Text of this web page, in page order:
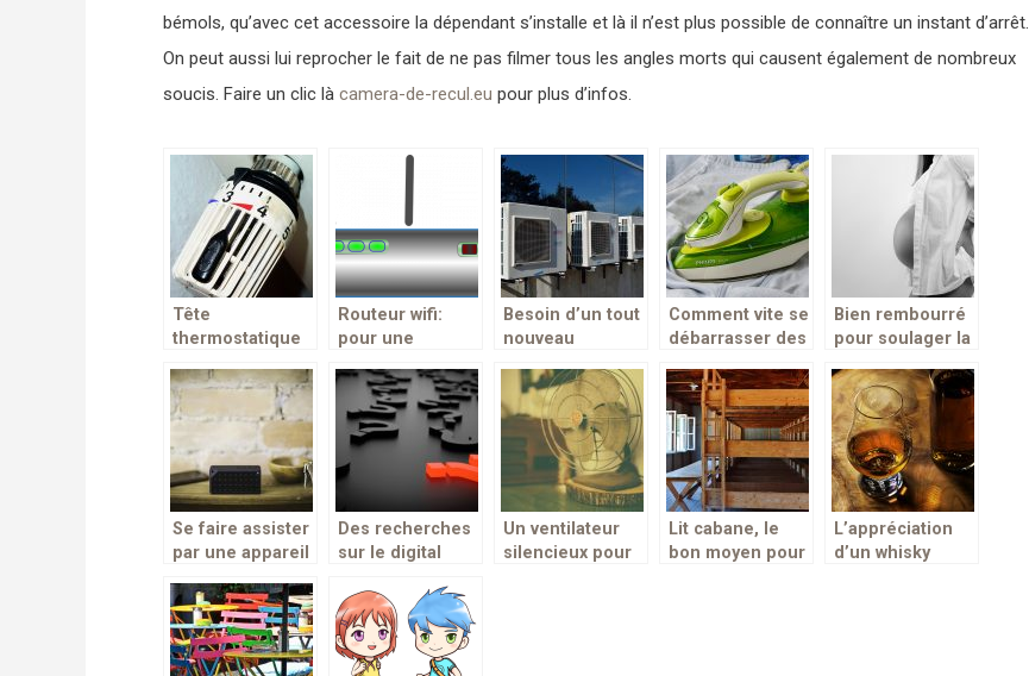
bémols, qu’avec cet accessoire la dépendant s’installe et là il n’est plus possible de connaître un instant d’arrêt.
On peut aussi lui reprocher le fait de ne pas filmer tous les angles morts qui causent également de nombreux
soucis. Faire un clic là camera-de-recul.eu pour plus d’infos.
Tête
thermostatique
votre radiateur
Routeur wifi:
pour une
et fluide
Besoin d’un tout
nouveau
Voici la solution
ultime
Comment vite se
débarrasser des
sur ses
vêtements ?
Bien rembourré
pour soulager la
pendant et après
la grossesse!
Se faire assister
par une appareil
Des recherches
sur le digital
insatisfaisantes
pour la société !
Un ventilateur
silencieux pour
Lit cabane, le
bon moyen pour
L’appréciation
d’un whisky